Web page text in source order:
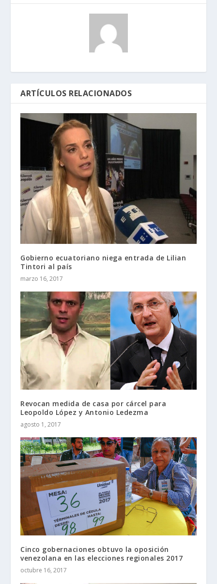
ARTÍCULOS RELACIONADOS
Gobierno ecuatoriano niega entrada de Lilian
Tintori al país
marzo 16, 2017
Revocan medida de casa por cárcel para
Leopoldo López y Antonio Ledezma
agosto 1, 2017
Cinco gobernaciones obtuvo la oposición
venezolana en las elecciones regionales 2017
octubre 16, 2017